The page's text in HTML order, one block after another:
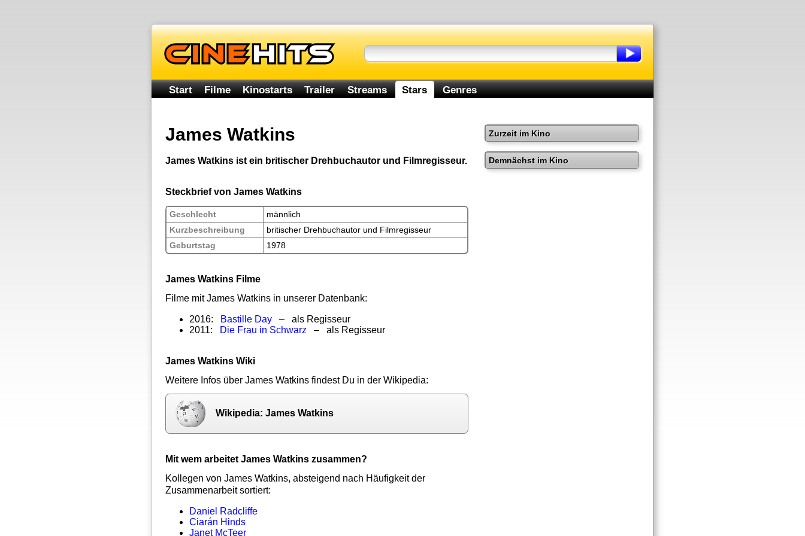
Start Filme Kinostarts Trailer Streams Stars Genres
James Watkins
James Watkins ist ein britischer Drehbuchautor und Filmregisseur.
Steckbrief von James Watkins
Geschlecht
männlich
Kurzbeschreibung
britischer Drehbuchautor und Filmregisseur
Geburtstag
1978
James Watkins Filme
Filme mit James Watkins in unserer Datenbank:
2016: Bastille Day – als Regisseur
2011: Die Frau in Schwarz – als Regisseur
James Watkins Wiki
Weitere Infos über James Watkins findest Du in der Wikipedia:
Wikipedia: James Watkins
Mit wem arbeitet James Watkins zusammen?
Kollegen von James Watkins, absteigend nach Häufigkeit der
Zusammenarbeit sortiert:
Daniel Radcliffe
Ciarán Hinds
Janet McTeer
Zurzeit im Kino
Demnächst im Kino